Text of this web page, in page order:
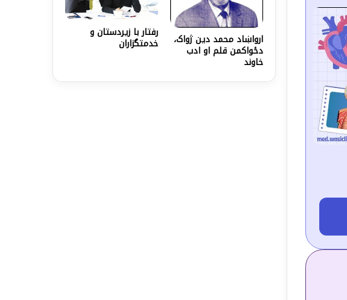
ارواښاد محمد دین ژواک،
دځواکمن قلم او ادب
خاوند
رفتار با زیردستان و
خدمتگزاران